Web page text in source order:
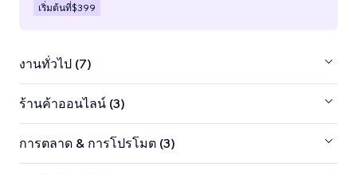
เริ่มต้นที่$399
งานทั่วไป (7)
ร้านค้าออนไลน์ (3)
การตลาด & การโปรโมต (3)